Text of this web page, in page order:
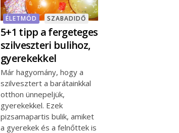
ÉLETMÓD SZABADIDŐ
5+1 tipp a fergeteges
szilveszteri bulihoz,
gyerekekkel
Már hagyomány, hogy a
szilvesztert a barátainkkal
otthon ünnepeljük,
gyerekekkel. Ezek
pizsamapartis bulik, amiket
a gyerekek és a felnőttek is